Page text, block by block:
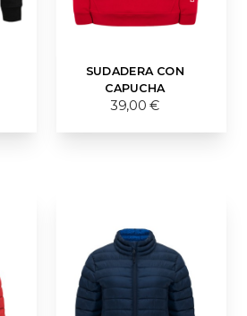
SUDADERA CON
CAPUCHA
39,00 €